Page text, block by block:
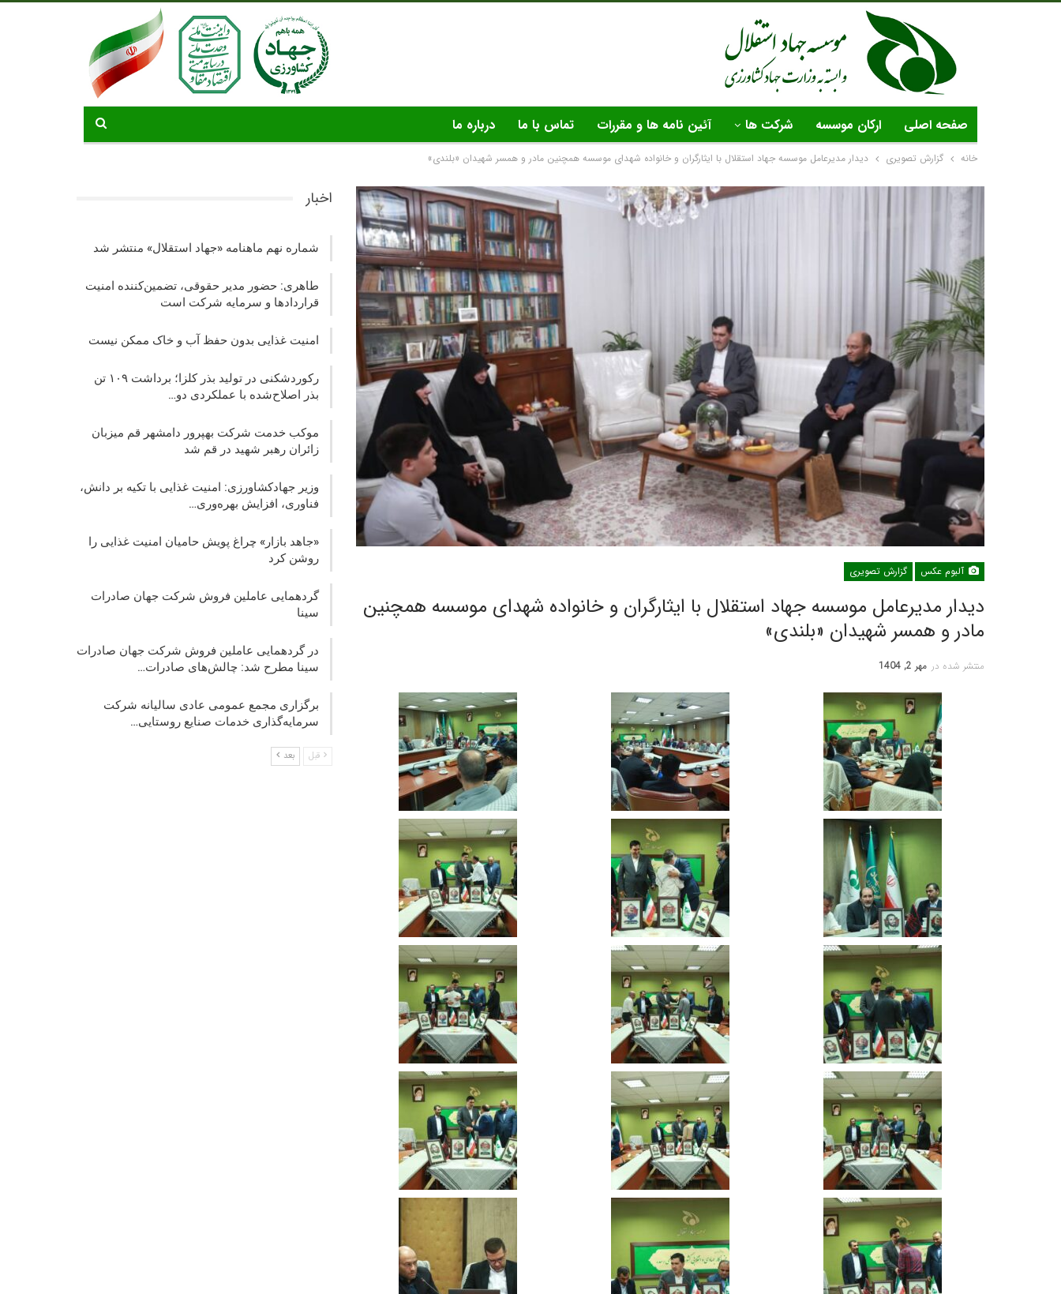
صفحه اصلی ارکان موسسه شرکت ها آئین نامه ها و مقررات تماس با ما درباره ما
خانه گزارش تصویری دیدار مدیرعامل موسسه جهاد استقلال با ایثارگران و خانواده شهدای موسسه همچنین مادر و همسر شهیدان «بلندی»
آلبوم عکس گزارش تصویری
دیدار مدیرعامل موسسه جهاد استقلال با ایثارگران و خانواده شهدای موسسه همچنین
مادر و همسر شهیدان «بلندی»
منتشر شده در مهر 2, 1404
اخبار
شماره نهم ماهنامه «جهاد استقلال» منتشر شد
طاهری: حضور مدیر حقوقی، تضمین‌کننده امنیت
قراردادها و سرمایه شرکت‌ است
امنیت غذایی بدون حفظ آب و خاک ممکن نیست
رکوردشکنی در تولید بذر کلزا؛ برداشت ۱۰۹ تن
بذر اصلاح‌شده با عملکردی دو…
موکب خدمت شرکت بهپرور دامشهر قم میزبان
زائران رهبر شهید در قم شد
وزیر جهادکشاورزی: امنیت غذایی با تکیه بر دانش،
فناوری، افزایش بهره‌وری…
«جاهد بازار» چراغ پویش حامیان امنیت غذایی را
روشن کرد
گردهمایی عاملین فروش شرکت جهان صادرات
سینا
در گردهمایی عاملین فروش شرکت جهان صادرات
سینا مطرح شد: چالش‌های صادرات…
برگزاری مجمع عمومی عادی سالیانه شرکت
سرمایه‌گذاری خدمات صنایع روستایی…
قبل بعد